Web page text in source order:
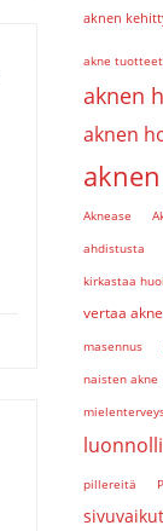
aknen
akne tuotteet
aknen
aknen
Aknease
ahdistusta
kirkastaa
vertaa
masennus
naisten akne
pillereitä